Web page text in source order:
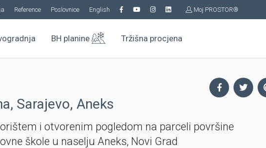
Reference Poslovnice English Moj PROSTOR®
BH planine Tržišna procjena
Sarajevo, Aneks
i otvorenim pogledom na parceli površine
škole u naselju Aneks, Novi Grad